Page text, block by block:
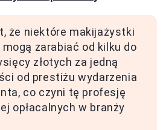
że niektóre makijażystki
zarabiać od kilku do
złotych za jedną
od prestiżu wydarzenia
co czyni tę profesję
opłacalnych w branży